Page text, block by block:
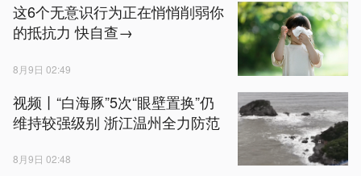
这6个无意识行为正在悄悄削弱你
的抵抗力 快自查→
8月9日 02:49
视频丨“白海豚”5次“眼壁置换”仍
维持较强级别 浙江温州全力防范
8月9日 02:48